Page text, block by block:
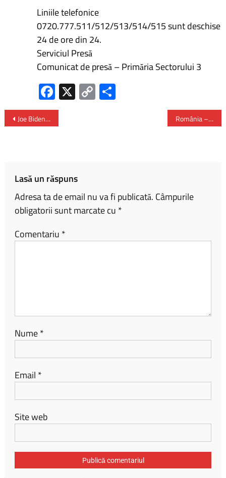
Liniile telefonice
0720.777.511/512/513/514/515 sunt deschise
24 de ore din 24.
Serviciul Presă
Comunicat de presă – Primăria Sectorului 3
Fa
ce
b
X C
o
Joe Biden – „ Trump este un pericol real pentru securitatea Americii” România – pe locul 23 în clasamentul final al medaliilor la Jocurile Olimpice de la Paris
Lasă un răspuns
Adresa ta de email nu va fi publicată. Câmpurile
obligatorii sunt marcate cu *
Comentariu *
Nume*
Email *
Site web